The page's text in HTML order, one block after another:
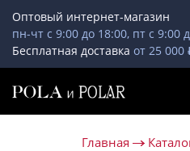
Оптовый интернет-магазин
пн-чт с 9:00 до 18:00, пт с 9:00
Бесплатная доставка от 25 000
Главная